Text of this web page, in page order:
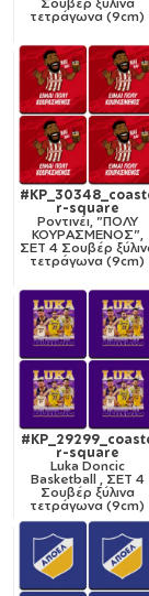
τετράγωνα (9cm)
r-square
Ροντινέι, "ΠΟΛΥ
ΚΟΥΡΑΣΜΕΝΟΣ",
ΣΕΤ 4 Σουβέρ
τετράγωνα (9cm)
r-square
Luka Doncic
Basketball , ΣΕΤ 4
Σουβέρ ξύλινα
τετράγωνα (9cm)